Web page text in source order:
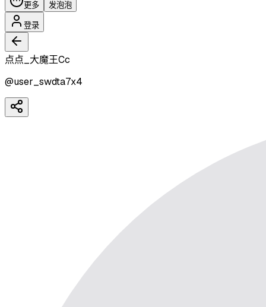
更多 发泡泡
登录
点点_大魔王Cc
@user_swdta7x4